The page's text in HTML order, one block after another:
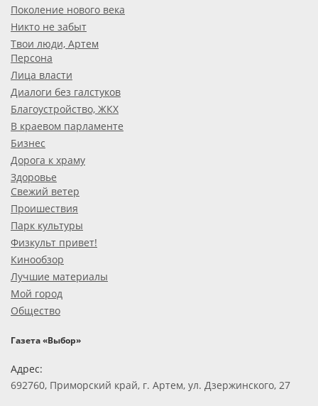
Поколение нового века
Никто не забыт
Твои люди, Артем
Персона
Лица власти
Диалоги без галстуков
Благоустройство, ЖКХ
В краевом парламенте
Бизнес
Дорога к храму
Здоровье
Свежий ветер
Проишествия
Парк культуры
Физкульт привет!
Кинообзор
Лучшие материалы
Мой город
Общество
Газета «Выбор»
Адрес:
692760, Приморский край, г. Артем, ул. Дзержинского, 27